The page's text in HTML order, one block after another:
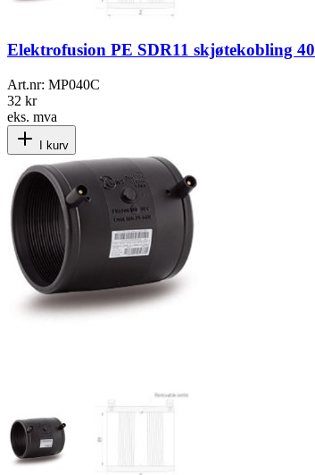
Elektrofusion PE SDR11 skjøtekobling 40
Art.nr: MP040C
32 kr
eks. mva
I kurv